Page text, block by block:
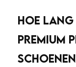
HOE LANG
PREMIUM